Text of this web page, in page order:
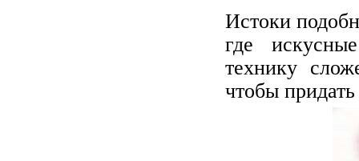
Истоки
где
технику
чтобы